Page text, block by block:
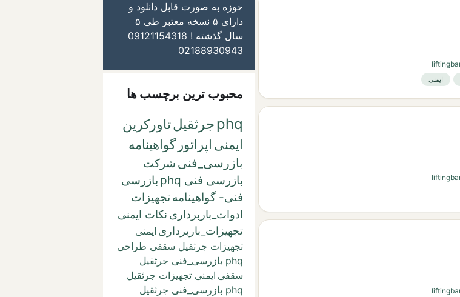
ایمنی
حوزه به صورت قابل دانلود و
دارای ۵ نسخه معتبر طی ۵
سال گذشته ! 09121154318
02188930943
محبوب ترین برچسب ها
phqجرثقیلتاورکرین
ایمنی اپراتور گواهینامه
بازرسی_فنی شرکت
بازرسی فنی phq
بازرسی
فنی- گواهینامهتجهیزات
ادوات_باربرداری نکات ایمنی
تجهیزات_باربرداری ایمنی
تجهیزات جرثقیل سقفی طراحی
phq بازرسی_فنی جرثقیل
سقفی ایمنی تجهیزات جرثقیل
phq بازرسی_فنی جرثقیل